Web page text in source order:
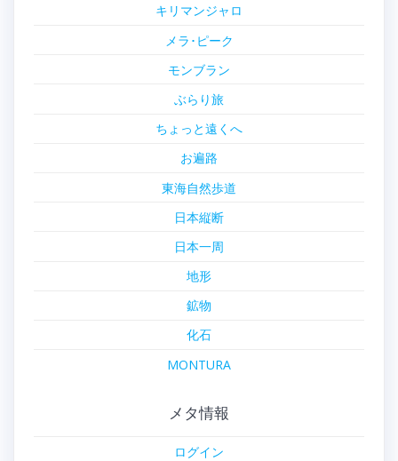
キリマンジャロ
メラ･ピーク
モンブラン
ぶらり旅
ちょっと遠くへ
お遍路
東海自然歩道
日本縦断
日本一周
地形
鉱物
化石
MONTURA
メタ情報
ログイン